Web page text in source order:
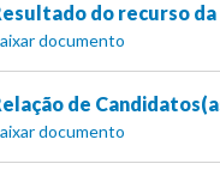
do recurso
documento
de
documento